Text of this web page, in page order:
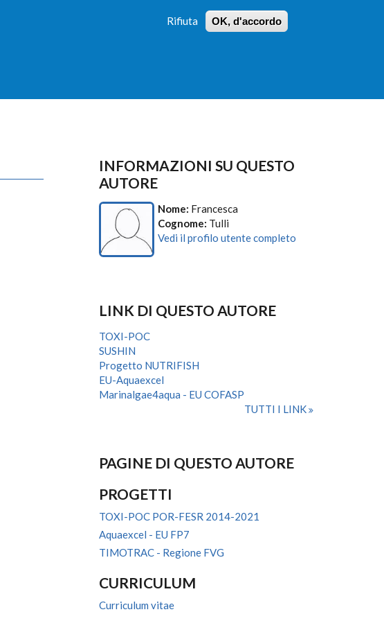
Rifiuta OK, d'accordo
RICERCA
INFORMAZIONI SU QUESTO
AUTORE
Nome: Francesca
Cognome: Tulli
Vedi il profilo utente completo
LINK DI QUESTO AUTORE
TOXI-POC
SUSHIN
Progetto NUTRIFISH
EU-Aquaexcel
Marinalgae4aqua - EU COFASP
TUTTI I LINK
PAGINE DI QUESTO AUTORE
PROGETTI
TOXI-POC POR-FESR 2014-2021
Aquaexcel - EU FP7
TIMOTRAC - Regione FVG
CURRICULUM
Curriculum vitae